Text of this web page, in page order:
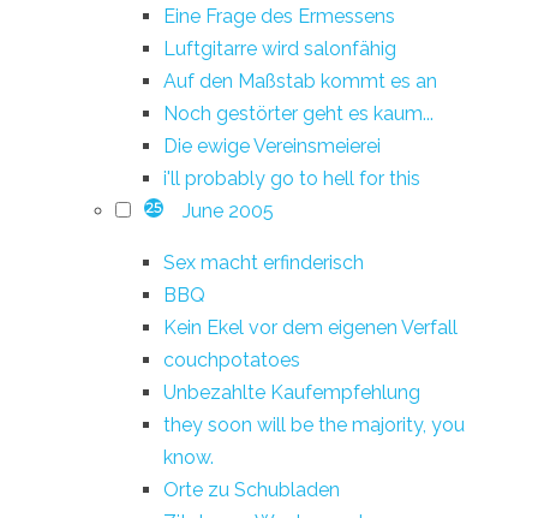
Eine Frage des Ermessens
Luftgitarre wird salonfähig
Auf den Maßstab kommt es an
Noch gestörter geht es kaum...
Die ewige Vereinsmeierei
i'll probably go to hell for this
25 June 2005
Sex macht erfinderisch
BBQ
Kein Ekel vor dem eigenen Verfall
couchpotatoes
Unbezahlte Kaufempfehlung
they soon will be the majority, you
know.
Orte zu Schubladen